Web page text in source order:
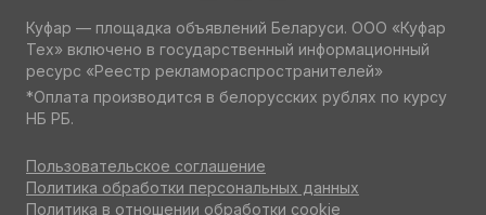
Куфар — площадка объявлений Беларуси. ООО «Куфар
Тех» включено в государственный информационный
ресурс «Реестр рекламораспространителей»
*Оплата производится в белорусских рублях по курсу
НБ РБ.
Пользовательское соглашение
Политика обработки персональных данных
Политика в отношении обработки cookie